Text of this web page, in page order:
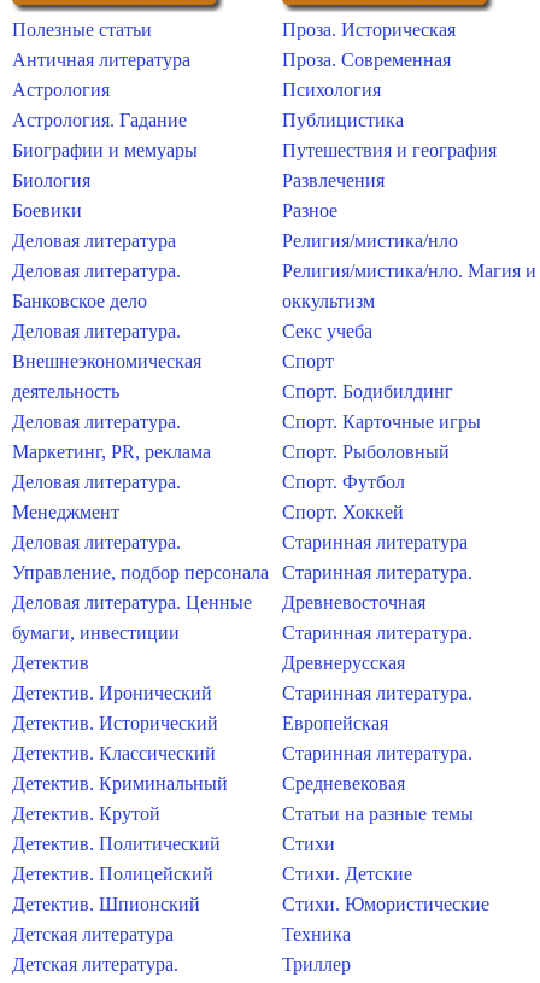
Полезные статьи
Античная литература
Астрология
Астрология. Гадание
Биографии и мемуары
Биология
Боевики
Деловая литература
Деловая литература.
Банковское дело
Деловая литература.
Внешнеэкономическая
деятельность
Деловая литература.
Маркетинг, PR, реклама
Деловая литература.
Менеджмент
Деловая литература.
Управление, подбор персонала
Деловая литература. Ценные
бумаги, инвестиции
Детектив
Детектив. Иронический
Детектив. Исторический
Детектив. Классический
Детектив. Криминальный
Детектив. Крутой
Детектив. Политический
Детектив. Полицейский
Детектив. Шпионский
Детская литература
Детская литература.
Проза. Историческая
Проза. Современная
Психология
Публицистика
Путешествия и география
Развлечения
Разное
Религия/мистика/нло
Религия/мистика/нло. Магия и
оккультизм
Секс учеба
Спорт
Спорт. Бодибилдинг
Спорт. Карточные игры
Спорт. Рыболовный
Спорт. Футбол
Спорт. Хоккей
Старинная литература
Старинная литература.
Древневосточная
Старинная литература.
Древнерусская
Старинная литература.
Европейская
Старинная литература.
Средневековая
Статьи на разные темы
Стихи
Стихи. Детские
Стихи. Юмористические
Техника
Триллер